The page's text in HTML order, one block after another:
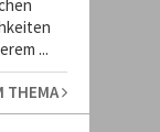
...
THEMA